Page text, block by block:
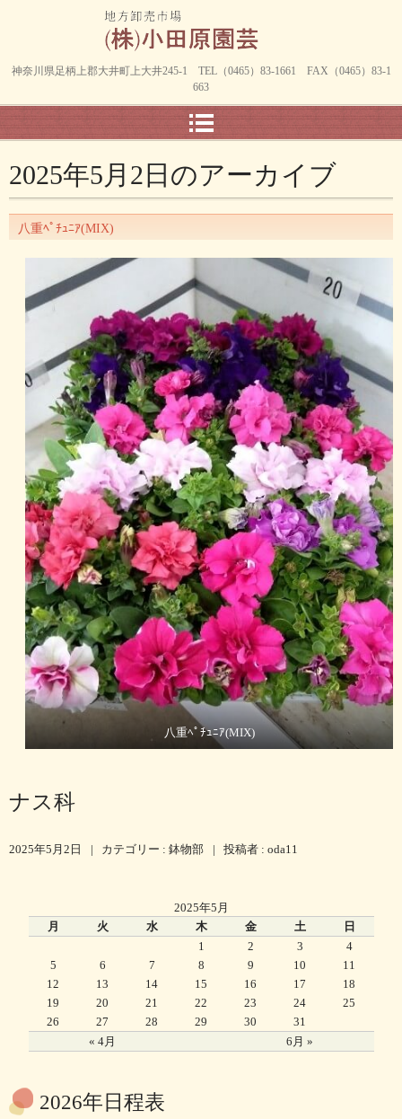
神奈川県足柄上郡大井町上大井245-1 TEL（0465）83-1661 FAX（0465）83-1
663
2025年5月2日 のアーカイブ
八重ﾍﾟﾁｭﾆｱ(MIX)
八重ﾍﾟﾁｭﾆｱ(MIX)
ナス科
2025年5月2日 | カテゴリー : 鉢物部 | 投稿者 : oda11
2025年5月
月
火 水 木 金 土 日
« 4月 6月 »
1 2 3
4
5
6 7 8 9 10
11
12
13 14 15 16 17
18
19
20 21 22 23 24
25
26
27 28 29 30 31
2026年日程表